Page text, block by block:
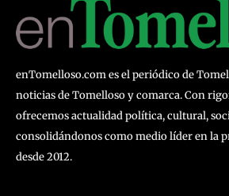
enTomelloso.com es el periódico de
noticias de Tomelloso y comarca. Con
ofrecemos actualidad política, cultural,
consolidándonos como medio líder en la
desde 2012.